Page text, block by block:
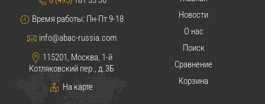
Время работы: Пн-Пт 9-18
info@abac-russia.com
115201, Москва, 1-й
Котляковский пер., д.3Б
На карте
Новости
О нас
Поиск
Сравнение
Корзина